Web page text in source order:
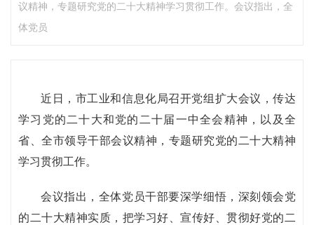
议精神，专题研究党的二十大精神学习贯彻工作。会议指出，全
体党员
近日，市工业和信息化局召开党组扩大会议，传达
学习党的二十大和党的二十届一中全会精神，以及全
省、全市领导干部会议精神，专题研究党的二十大精神
学习贯彻工作。
会议指出，全体党员干部要深学细悟，深刻领会党
的二十大精神实质，把学习好、宣传好、贯彻好党的二